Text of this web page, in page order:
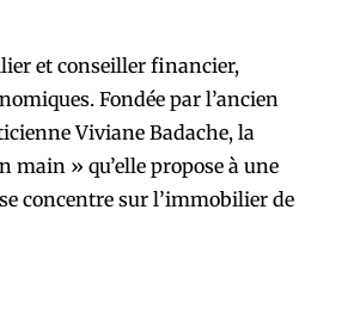
et conseiller financier,
Fondée par l’ancien
Viviane Badache, la
main » qu’elle propose à une
concentre sur l’immobilier de